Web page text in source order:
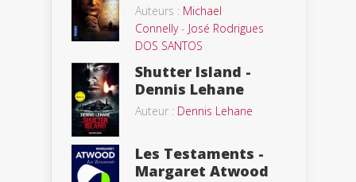
Auteurs : Michael
Connelly- José Rodrigues
DOS SANTOS
Shutter Island -
Dennis Lehane
Auteur : Dennis Lehane
Les Testaments -
Margaret Atwood